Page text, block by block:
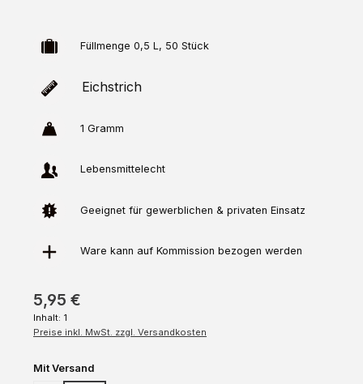
Füllmenge 0,5 L, 50 Stück
Eichstrich
1 Gramm
Lebensmittelecht
Geeignet für gewerblichen & privaten Einsatz
Ware kann auf Kommission bezogen werden
5,95 €
Inhalt: 1
Preise inkl. MwSt. zzgl. Versandkosten
Mit Versand